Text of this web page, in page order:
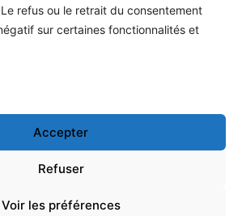
refus ou le retrait du consentement
sur certaines fonctionnalités et
Accepter
Refuser
Voir les préférences
de vente